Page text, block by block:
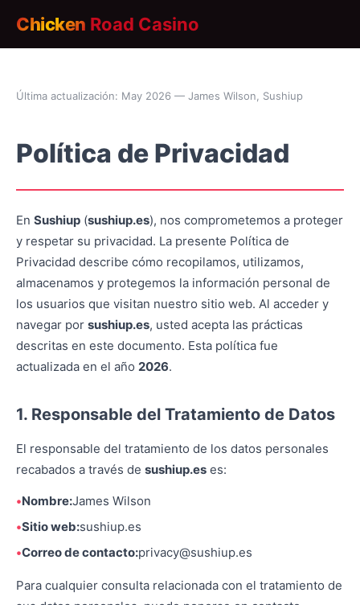
Chicken Road Casino
Última actualización: May 2026 — James Wilson, Sushiup
Política de Privacidad
En Sushiup (sushiup.es), nos comprometemos a proteger
y respetar su privacidad. La presente Política de
Privacidad describe cómo recopilamos, utilizamos,
almacenamos y protegemos la información personal de
los usuarios que visitan nuestro sitio web. Al acceder y
navegar por sushiup.es, usted acepta las prácticas
descritas en este documento. Esta política fue
actualizada en el año 2026.
1. Responsable del Tratamiento de Datos
El responsable del tratamiento de los datos personales
recabados a través de sushiup.es es:
Nombre:James Wilson
Sitio web:sushiup.es
Correo de contacto:privacy@sushiup.es
Para cualquier consulta relacionada con el tratamiento de